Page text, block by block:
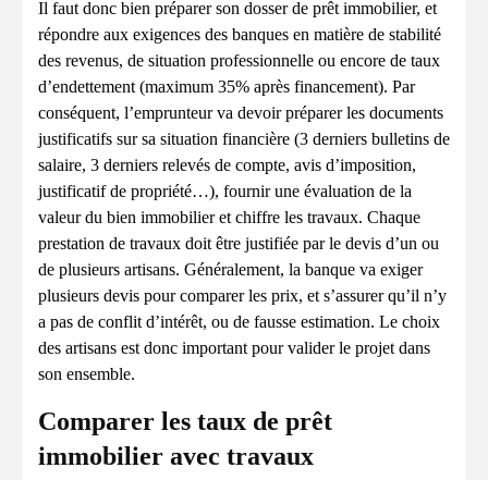
Il faut donc bien préparer son dosser de prêt immobilier, et
répondre aux exigences des banques en matière de stabilité
des revenus, de situation professionnelle ou encore de taux
d’endettement (maximum 35% après financement). Par
conséquent, l’emprunteur va devoir préparer les documents
justificatifs sur sa situation financière (3 derniers bulletins de
salaire, 3 derniers relevés de compte, avis d’imposition,
justificatif de propriété…), fournir une évaluation de la
valeur du bien immobilier et chiffre les travaux. Chaque
prestation de travaux doit être justifiée par le devis d’un ou
de plusieurs artisans. Généralement, la banque va exiger
plusieurs devis pour comparer les prix, et s’assurer qu’il n’y
a pas de conflit d’intérêt, ou de fausse estimation. Le choix
des artisans est donc important pour valider le projet dans
son ensemble.
Comparer les taux de prêt
immobilier avec travaux